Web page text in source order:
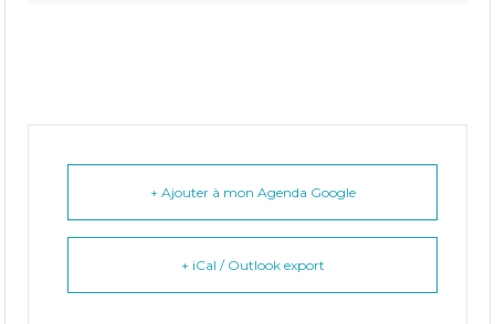
+ Ajouter à mon Agenda Google
+ iCal / Outlook export